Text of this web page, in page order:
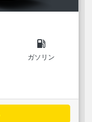
local_gas_station
ガソリン